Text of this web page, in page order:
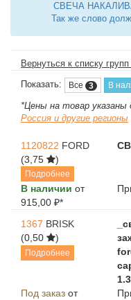
СВЕЧА
Так же слово
Вернуться к списку
Показать: Все 3 В
*Цены на товар указаны
Россия и другие регионы
1120822 FORD
(3,75
)
Подробнее
В наличии от
915,00 ₽*
1367 BRISK
(0,50
)
Подробнее
Под заказ от